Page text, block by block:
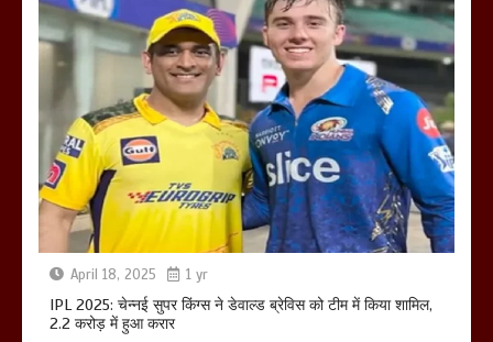
April 18, 2025 1 yr
IPL 2025: चेन्नई सुपर किंग्स ने डेवाल्ड ब्रेविस को टीम में किया शामिल,
2.2 करोड़ में हुआ करार